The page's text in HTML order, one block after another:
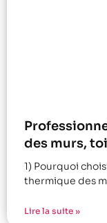
des murs,
1) Pourquoi
thermique des
Lire la suite »